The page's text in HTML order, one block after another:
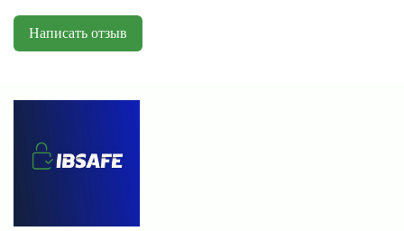
Написать отзыв